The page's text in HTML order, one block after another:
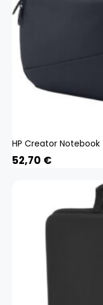
HP Creator Notebook
52,70 €